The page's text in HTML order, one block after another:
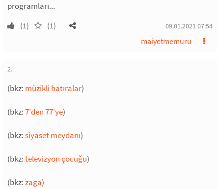
programları...
(1) (1) 09.01.2021 07:54
maiyetmemuru
2.
(bkz: müzikli hatıralar)
(bkz:7'den 77'ye)
(bkz:siyaset meydanı)
(bkz:televizyon çocuğu)
(bkz:zaga)